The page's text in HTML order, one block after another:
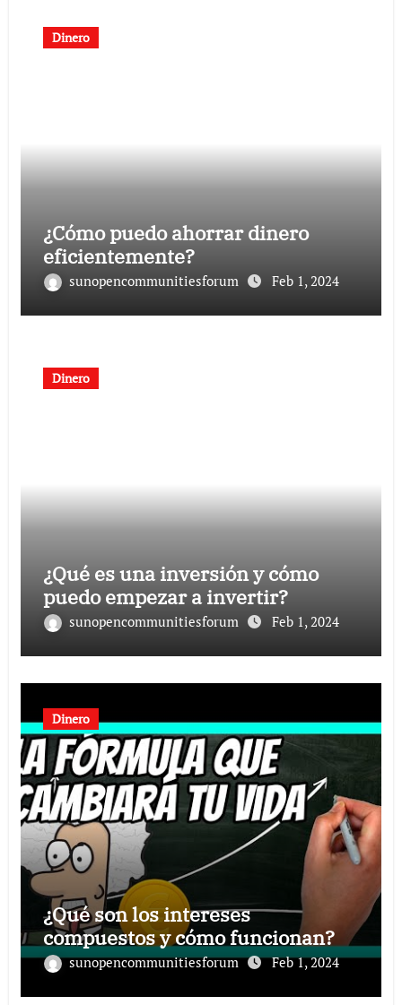
Dinero
¿Cómo puedo ahorrar dinero
eficientemente?
sunopencommunitiesforum Feb 1, 2024
Dinero
¿Qué es una inversión y cómo
puedo empezar a invertir?
sunopencommunitiesforum Feb 1, 2024
Dinero
¿Qué son los intereses
compuestos y cómo funcionan?
sunopencommunitiesforum Feb 1, 2024